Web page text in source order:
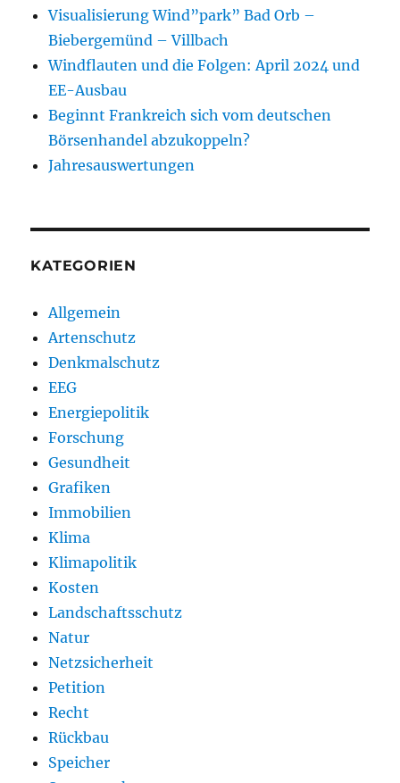
Visualisierung Wind”park” Bad Orb –
Biebergemünd – Villbach
Windflauten und die Folgen: April 2024 und
EE-Ausbau
Beginnt Frankreich sich vom deutschen
Börsenhandel abzukoppeln?
Jahresauswertungen
KATEGORIEN
Allgemein
Artenschutz
Denkmalschutz
EEG
Energiepolitik
Forschung
Gesundheit
Grafiken
Immobilien
Klima
Klimapolitik
Kosten
Landschaftsschutz
Natur
Netzsicherheit
Petition
Recht
Rückbau
Speicher